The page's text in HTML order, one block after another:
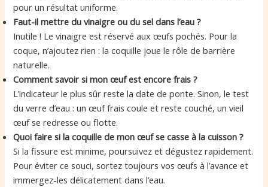
pour un résultat uniforme.
Faut-il mettre du vinaigre ou du sel dans l’eau ?
Inutile ! Le vinaigre est réservé aux œufs pochés. Pour la
coque, n’ajoutez rien : la coquille joue le rôle de barrière
naturelle.
Comment savoir si mon œuf est encore frais ?
L’indicateur le plus sûr reste la date de ponte. Sinon, le test
du verre d’eau : un œuf frais coule et reste couché, un vieil
œuf se redresse ou flotte.
Quoi faire si la coquille de mon œuf se casse à la cuisson ?
Si la fissure est minime, poursuivez et dégustez rapidement.
Pour éviter ce souci, sortez toujours vos œufs à l’avance et
immergez-les délicatement dans l’eau.